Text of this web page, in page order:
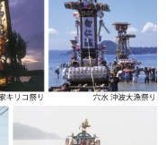
て作り上げていきま
めてお祭り用前掛けを